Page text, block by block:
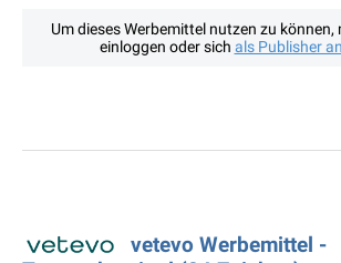
Um dieses Werbemittel nutzen zu können,
einloggen oder sich als Publisher
vetevo Werbemittel -